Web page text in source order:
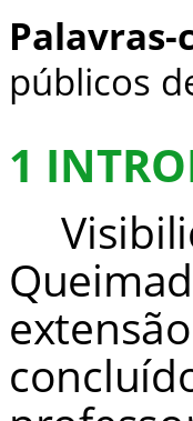
Palavras-
públicos
1